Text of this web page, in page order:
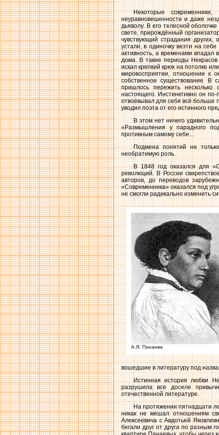
Некоторые
неуравновешенности и даже
дьяволу. В его телесной
свете, прирождённый
чувствующий страдания
устали, в одиночку везти на
активность, а временами
дома. В такие периоды
искал крепкий крюк на потолке
мировосприятии, отношении к
собственное существование. В
пришлось пережить несколько
настоящего. Инстинктивно он
отвоёвывал для себя всё больше
уводил поэта от его истинного
В этом нет ничего
«Размышления у парадного
противным самому себе…
Подмена понятий не
необратимую роль.
В 1848 год оказался для
революций. В России
авторов, до переводов
«Современника» оказался под
не смогли радикально изменить
А.Я. Панаева
вошедшие в литературу под
Истинная история любви
разрушила все доселе
отечественной литературе.
На протяжении пятнадцати
никак не мешал отношениям
Алексеевича с Авдотьей
бегали друг от друга по разным